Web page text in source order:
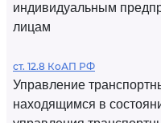
индивидуальным
лицам
ст. 12.8 КоАП РФ
Управление
находящимся в